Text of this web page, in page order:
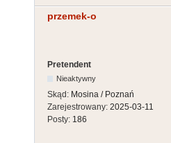
przemek-o
Pretendent
Nieaktywny
Skąd: Mosina / Poznań
Zarejestrowany: 2025-03-11
Posty: 186